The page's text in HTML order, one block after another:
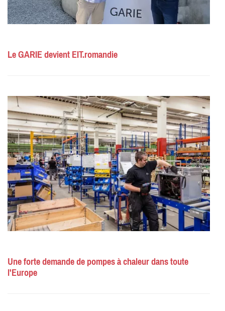
Le GARIE devient EIT.romandie
Une forte demande de pompes à chaleur dans toute
l'Europe